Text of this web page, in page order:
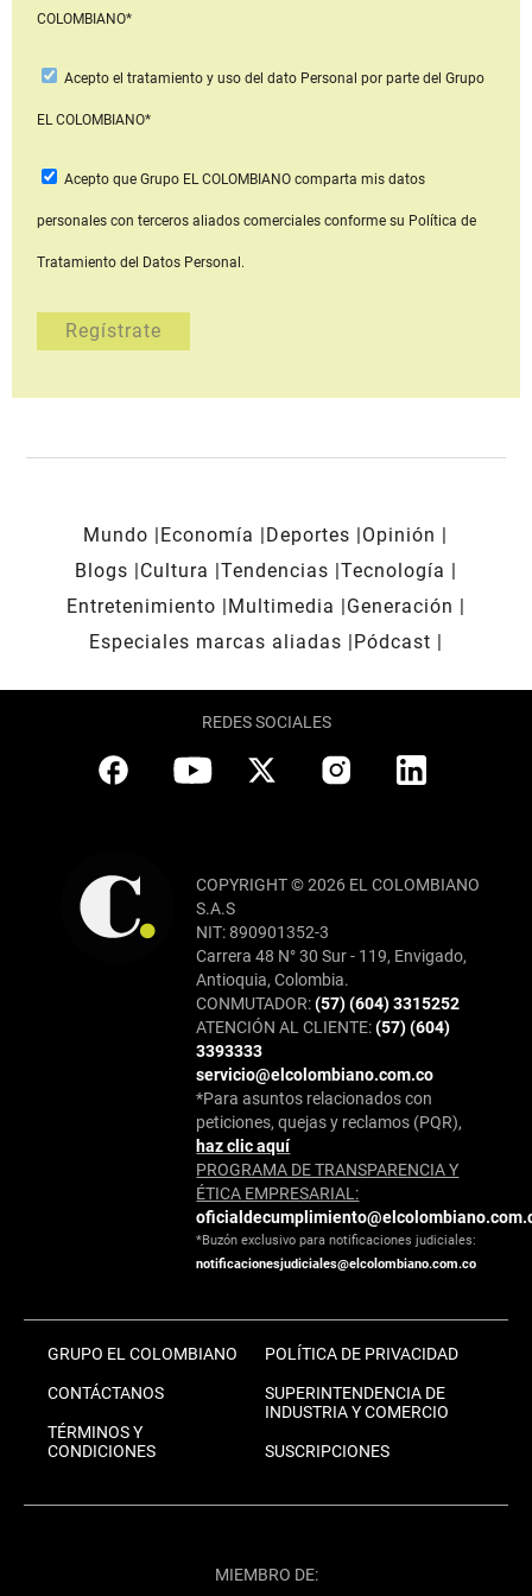
COLOMBIANO*
Acepto el tratamiento y uso del dato Personal por parte del Grupo
EL COLOMBIANO*
Acepto que Grupo EL COLOMBIANOcomparta mis datos
personales con terceros aliados comerciales conforme su Política de
Tratamiento del Datos Personal.
Mundo Economía Deportes
Opinión
Blogs
Cultura Tendencias Tecnología
Entretenimiento
Multimedia
Generación
Especiales marcas aliadas
Pódcast
REDES SOCIALES
COPYRIGHT © 2026 EL COLOMBIANO
S.A.S
NIT: 890901352-3
Carrera 48 N° 30 Sur - 119, Envigado,
Antioquia, Colombia.
CONMUTADOR:(57) (604) 3315252
ATENCIÓN AL CLIENTE:(57) (604)
3393333
servicio@elcolombiano.com.co
*Para asuntos relacionados con
peticiones, quejas y reclamos (PQR),
haz clic aquí
PROGRAMA DE TRANSPARENCIA Y
ÉTICA EMPRESARIAL:
*Buzón exclusivo para notificaciones judiciales:
notificacionesjudiciales@elcolombiano.com.co
GRUPO EL COLOMBIANO
CONTÁCTANOS
TÉRMINOS Y
CONDICIONES
POLÍTICA DE PRIVACIDAD
SUPERINTENDENCIA DE
INDUSTRIA Y COMERCIO
SUSCRIPCIONES
MIEMBRO DE: